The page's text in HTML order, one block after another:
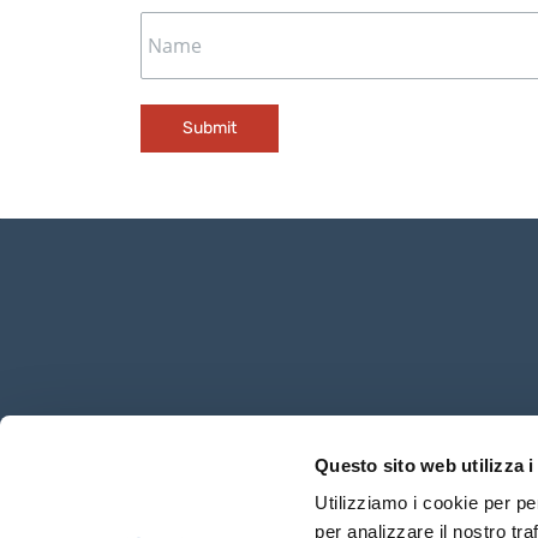
Questo sito web utilizza i
Utilizziamo i cookie per
per analizzare il nostro
Submit
Copyright©2020 San Marino -